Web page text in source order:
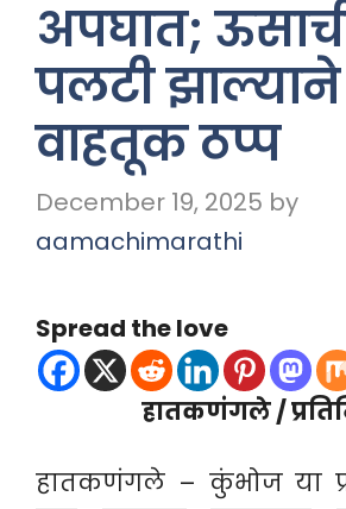
अपघात; ऊसाची
पलटी झाल्याने
वाहतूक ठप्प
December 19, 2025 by
aamachimarathi
Spread the love
हातकणंगले /
हातकणंगले – कुंभोज या